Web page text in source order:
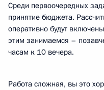
Среди первоочередных
принятие бюджета.
оперативно будут
этим занимаемся –
часам к 10 вечера.
Работа сложная, вы это